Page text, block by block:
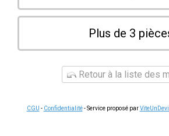
Plus de 3
Retour à la liste des
CGU - Confidentialité- Service proposé par